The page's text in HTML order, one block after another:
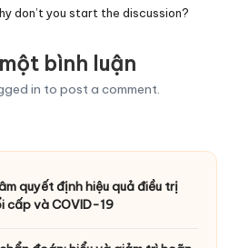
don’t you start the discussion?
bình luận
in to post a comment.
quyết định hiệu quả điều trị
cấp và COVID-19